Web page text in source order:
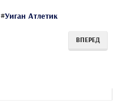
#Уиган Атлетик
ВПЕРЕД